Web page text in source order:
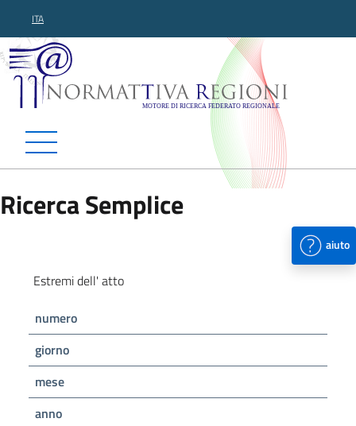
ITA
Normattiva Regioni -
Ricerca Semplice
aiuto
Estremi dell' atto
numero
giorno
mese
anno